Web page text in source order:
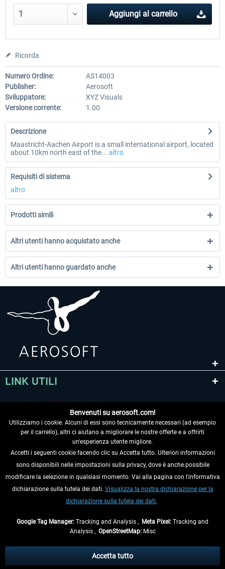
Aggiungi al carrello
Ricorda
Numero Ordine:
AS14003
Publisher:
Aerosoft
Sviluppatore:
XYZ Visuals
Versione corrente:
1.00
Descrizione
Maastricht-Aachen Airport is a small international airport, located
about 10km north east of the... altro
Requisiti di sistema
altro
Prodotti simili
Altri utenti hanno acquistato anche
Altri utenti hanno guardato anche
LINK UTILI
RECEDERE DAL CONTRATTO
INFORMAZIONI
eventualmente le spese di spedizione, se non diversamente descritto.
** Riguarda le spedizioni al di fuori della Germania, i tempi di consegna per le
Benvenuti su aerosoft.com!
Utilizziamo i cookie. Alcuni di essi sono tecnicamente necessari (ad esempio
per il carrello), altri ci aiutano a migliorare le nostre offerte e a offrirti
un'esperienza utente migliore.
Accetti i seguenti cookie facendo clic su Accetta tutto. Ulteriori informazioni
sono disponibili nelle impostazioni sulla privacy, dove è anche possibile
modificare la selezione in qualsiasi momento. Vai alla pagina con l'informativa
dichiarazione sulla tutela dei dati. Visualizza la nostra dichiarazione per la
dichiarazione sulla tutela dei dati.
Google Tag Manager: Tracking and Analysis , Meta Pixel: Tracking and
Analysis , OpenStreetMap:Misc
Accetta tutto